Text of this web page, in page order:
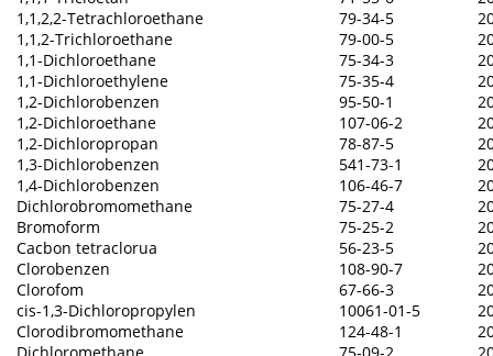
1,1,2,2-Tetrachloroethane
79-34-5
1,1,2-Trichloroethane
79-00-5
1,1-Dichloroethane
75-34-3
1,1-Dichloroethylene
75-35-4
1,2-Dichlorobenzen
95-50-1
1,2-Dichloroethane
107-06-2
1,2-Dichloropropan
78-87-5
1,3-Dichlorobenzen
541-73-1
1,4-Dichlorobenzen
106-46-7
Dichlorobromomethane
75-27-4
Bromoform
75-25-2
Cacbon tetraclorua
56-23-5
Clorobenzen
108-90-7
Clorofom
67-66-3
cis-1,3-Dichloropropylen
10061-01-5
Clorodibromomethane
124-48-1
Dichloromethane
75-09-2